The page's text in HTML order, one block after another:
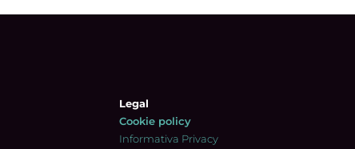
Legal
Cookie policy
Informativa Privacy